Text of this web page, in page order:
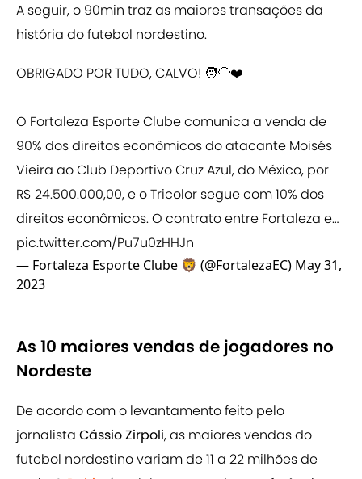
A seguir, o 90min traz as maiores transações da
história do futebol nordestino.
OBRIGADO POR TUDO, CALVO! 🧑‍🦲❤️
O Fortaleza Esporte Clube comunica a venda de
90% dos direitos econômicos do atacante Moisés
Vieira ao Club Deportivo Cruz Azul, do México, por
R$ 24.500.000,00, e o Tricolor segue com 10% dos
direitos econômicos. O contrato entre Fortaleza e…
pic.twitter.com/Pu7u0zHHJn
— Fortaleza Esporte Clube 🦁 (@FortalezaEC) May 31,
2023
As 10 maiores vendas de jogadores no
Nordeste
De acordo com o levantamento feito pelo
jornalista Cássio Zirpoli, as maiores vendas do
futebol nordestino variam de 11 a 22 milhões de